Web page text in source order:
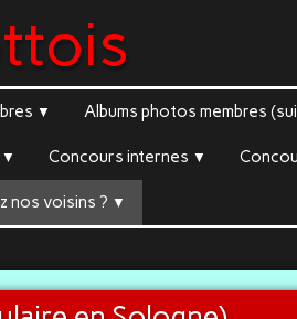
▼ Albums photos membres
▼ Concours internes ▼
nos voisins ? ▼